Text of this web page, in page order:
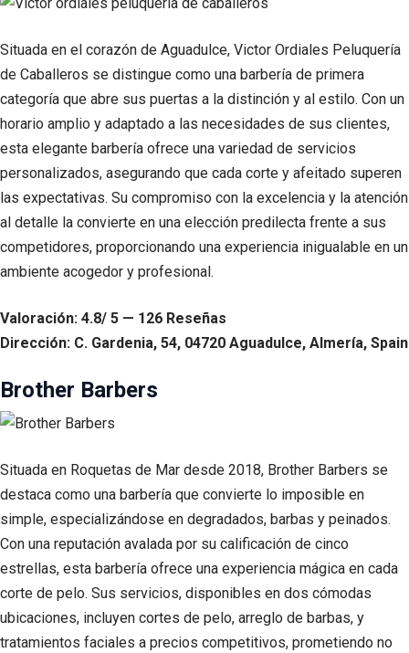
Situada en el corazón de Aguadulce, Victor Ordiales Peluquería
de Caballeros se distingue como una barbería de primera
categoría que abre sus puertas a la distinción y al estilo. Con un
horario amplio y adaptado a las necesidades de sus clientes,
esta elegante barbería ofrece una variedad de servicios
personalizados, asegurando que cada corte y afeitado superen
las expectativas. Su compromiso con la excelencia y la atención
al detalle la convierte en una elección predilecta frente a sus
competidores, proporcionando una experiencia inigualable en un
ambiente acogedor y profesional.
Valoración: 4.8/ 5 — 126 Reseñas
Dirección: C. Gardenia, 54, 04720 Aguadulce, Almería, Spain
Brother Barbers
Situada en Roquetas de Mar desde 2018, Brother Barbers se
destaca como una barbería que convierte lo imposible en
simple, especializándose en degradados, barbas y peinados.
Con una reputación avalada por su calificación de cinco
estrellas, esta barbería ofrece una experiencia mágica en cada
corte de pelo. Sus servicios, disponibles en dos cómodas
ubicaciones, incluyen cortes de pelo, arreglo de barbas, y
tratamientos faciales a precios competitivos, prometiendo no